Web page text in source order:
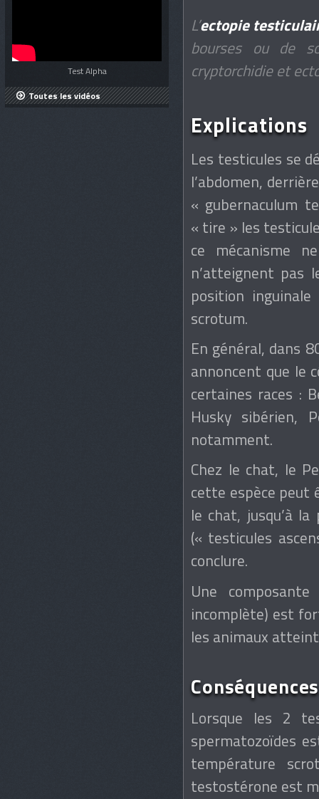
Test Alpha
Toutes les vidéos
L’ectopie
bourses ou de
cryptorchidie et
Explications
Les testicules se
l’abdomen,
« gubernaculum
« tire » les
ce mécanisme
n’atteignent pas
position
scrotum.
En général, dans
annoncent que le
certaines races :
Husky sibérien,
notamment.
Chez le chat, le
cette espèce peut
le chat, jusqu’à
(« testicules
conclure.
Une
incomplète) est
les animaux
Lorsque les 2
spermatozoïdes
température
testostérone est